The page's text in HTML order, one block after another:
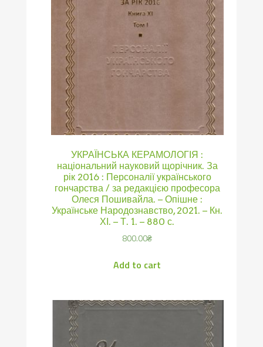
УКРАЇНСЬКА КЕРАМОЛОГІЯ :
національний науковий щорічник. За
рік 2016 : Персоналії українського
гончарства / за редакцією професора
Олеся Пошивайла. – Опішне :
Українське Народознавство, 2021. – Кн.
ХІ. – Т. 1. – 880 с.
800.00₴
Add to cart